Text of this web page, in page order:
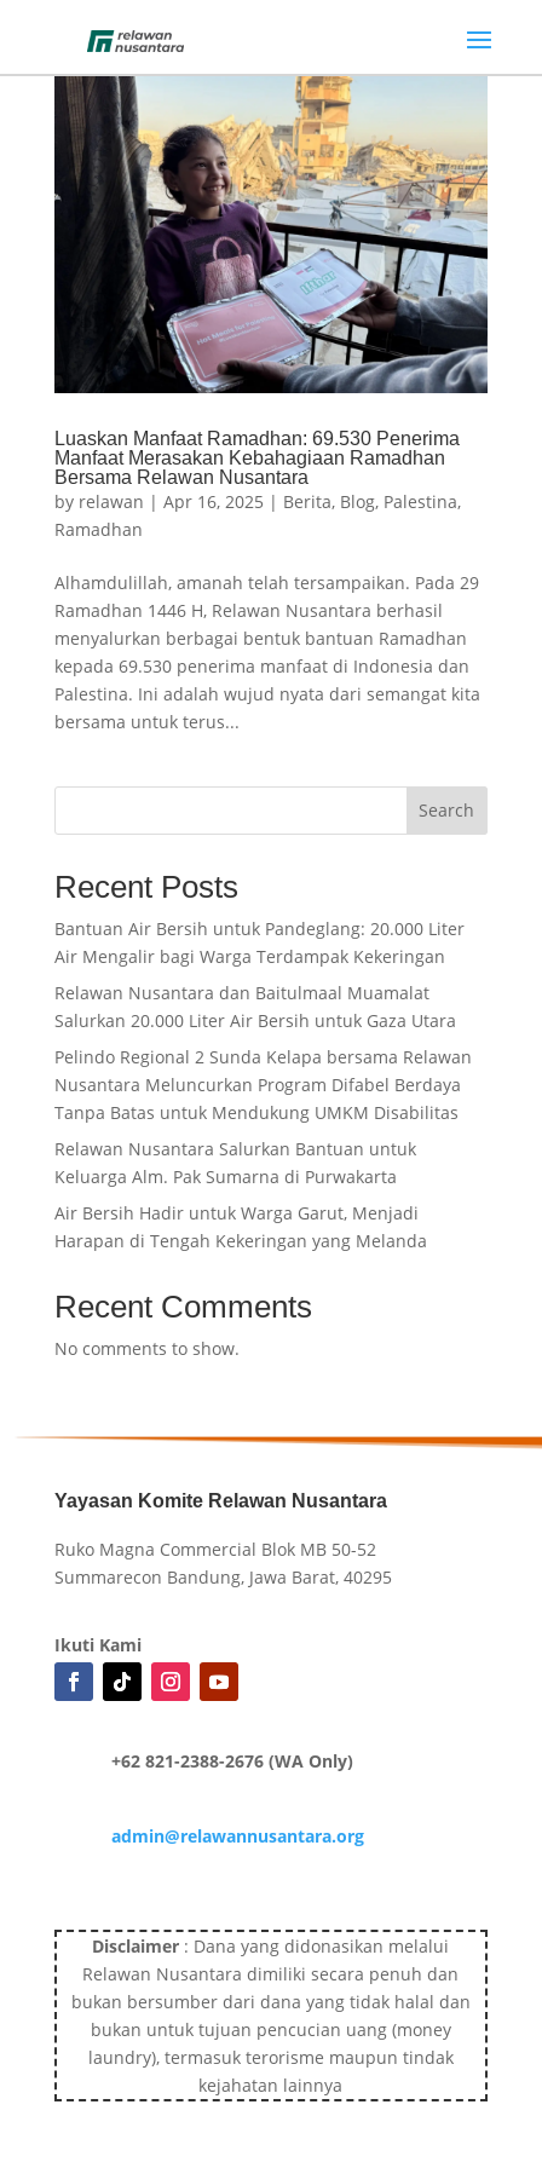
Luaskan Manfaat Ramadhan: 69.530 Penerima
Manfaat Merasakan Kebahagiaan Ramadhan
Bersama Relawan Nusantara
by relawan | Apr 16, 2025 | Berita, Blog, Palestina,
Ramadhan
Alhamdulillah, amanah telah tersampaikan. Pada 29
Ramadhan 1446 H, Relawan Nusantara berhasil
menyalurkan berbagai bentuk bantuan Ramadhan
kepada 69.530 penerima manfaat di Indonesia dan
Palestina. Ini adalah wujud nyata dari semangat kita
bersama untuk terus...
Search
Recent Posts
Bantuan Air Bersih untuk Pandeglang: 20.000 Liter
Air Mengalir bagi Warga Terdampak Kekeringan
Relawan Nusantara dan Baitulmaal Muamalat
Salurkan 20.000 Liter Air Bersih untuk Gaza Utara
Pelindo Regional 2 Sunda Kelapa bersama Relawan
Nusantara Meluncurkan Program Difabel Berdaya
Tanpa Batas untuk Mendukung UMKM Disabilitas
Relawan Nusantara Salurkan Bantuan untuk
Keluarga Alm. Pak Sumarna di Purwakarta
Air Bersih Hadir untuk Warga Garut, Menjadi
Harapan di Tengah Kekeringan yang Melanda
Recent Comments
No comments to show.
Yayasan Komite Relawan Nusantara
Ruko Magna Commercial Blok MB 50-52
Summarecon Bandung, Jawa Barat, 40295
Ikuti Kami
+62 821-2388-2676 (WA Only)
admin@relawannusantara.org
Disclaimer : Dana yang didonasikan melalui
Relawan Nusantara dimiliki secara penuh dan
bukan bersumber dari dana yang tidak halal dan
bukan untuk tujuan pencucian uang (money
laundry), termasuk terorisme maupun tindak
kejahatan lainnya